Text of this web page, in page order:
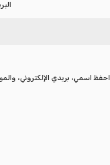
احفظ اسمي، بريدي الإلكتروني،